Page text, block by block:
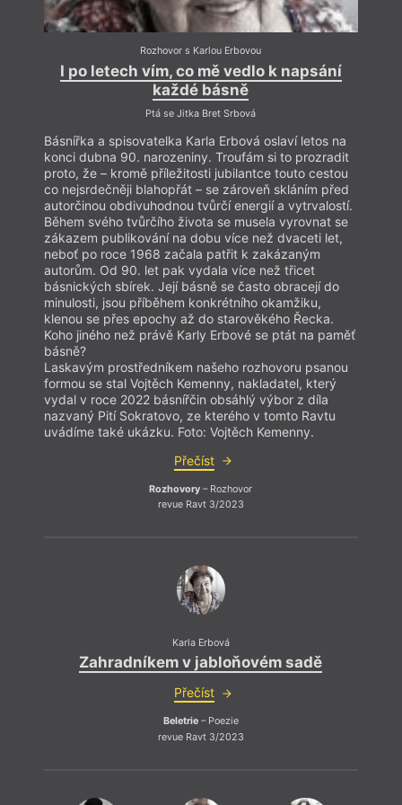
(1996),Náměstí zázraku(1996),Ogouwe(1997),
Terra cota(1997),Krajina s osamělým jezdcem
nedovolím požáru(2003),V básni se rozední – Le
jour se leve au Poeme (2003), Dům plný dopisů
Vasquezův jestřáb (2005),
(2007),Ulita(2008), Přesto
Krajina s podpisy – Pejzago kun signaturoj
Únava z lidskosti(2012),Kdosi(2013),Mrtvému
zimník(2014),Večery s koroptví (2014),Fragmenty
Fresky Mýty(2015),Na příkrém břehu světa (2016),
Doteky – Les Touches(2016), Tíseň(2018),Vlnolamy
aneb Aby tu zůstala na kameni kámen (2018),Žena
žena žena(2019),Nedohrané partie(20l9),Už jsem
tu kdysi s kýmsi šel (2021),Ariadné na Naxu(2021),
Appassionata(2022).
Napsala také několik bibliografií a čtyři prozaické
tituly:Kalendář plzeňský(2002),Potomci neslavných
(2008),Dům tanci a lží(2010),Putování za
sokolníkem(2013). Její poezie byla přeložena do
němčiny, polštiny, lužické srbštiny, francouzštiny,
bulharštiny, esperanta a italštiny. V 90. letech
spolupracovala s rozhlasem a jako externí redaktorka
připravila více než 250 příspěvků pro Rádio
Svobodná Evropa. V letech 1995-1997 byla
předsedkyní Společnosti Národní knihovny.
např.: Cenu města Plzně za celoživotní dílo (1999),
Cenu Bohumila Polana (2002, 2005, 2017, 2019),
Stříbrnou medaili města Plzně za celoživotní přínos
PEN klubu, Umělecké besedy a Střediska
západočeských spisovatelů.
Rozhovor s Karlou Erbovou
I po letech vím, co mě vedlo k napsání
každé básně
Ptá se Jitka Bret Srbová
Básnířka a spisovatelka Karla Erbová oslaví letos na
konci dubna 90. narozeniny. Troufám si to prozradit
proto, že – kromě příležitosti jubilantce touto cestou
co nejsrdečněji blahopřát – se zároveň skláním před
autorčinou obdivuhodnou tvůrčí energií a vytrvalostí.
Během svého tvůrčího života se musela vyrovnat se
zákazem publikování na dobu více než dvaceti let,
neboť po roce 1968 začala patřit k zakázaným
autorům. Od 90. let pak vydala více než třicet
básnických sbírek. Její básně se často obracejí do
minulosti, jsou příběhem konkrétního okamžiku,
klenou se přes epochy až do starověkého Řecka.
Koho jiného než právě Karly Erbové se ptát na paměť
básně?
Laskavým prostředníkem našeho rozhovoru psanou
formou se stal Vojtěch Kemenny, nakladatel, který
vydal v roce 2022 básnířčin obsáhlý výbor z díla
nazvaný Pití Sokratovo, ze kterého v tomto Ravtu
uvádíme také ukázku. Foto: Vojtěch Kemenny.
Přečíst
Rozhovory – Rozhovor
revue Ravt 3/2023
Karla Erbová
Zahradníkem v jabloňovém sadě
Přečíst
Beletrie– Poezie
revue Ravt 3/2023